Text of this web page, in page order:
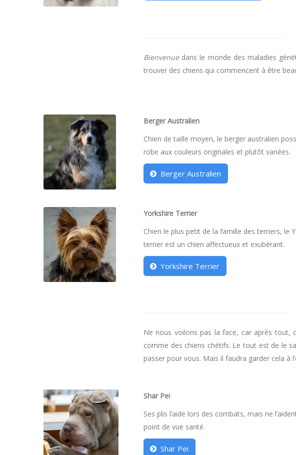
Bienvenue dans le monde des maladies
trouver des chiens qui commencent à être
Berger Australien
Chien de taille moyen, le berger australien
robe aux couleurs originales et plutôt variées.
Berger Australien
Yorkshire Terrier
Chien le plus petit de la famille des terriers, le
terrier est un chien affectueux et exubérant.
Yorkshire Terrier
Ne nous voilons pas la face, car après tout,
comme des chiens chétifs. Le tout est de le
passer pour vous. Mais il faudra garder cela à
Shar Pei
Ses plis l’aide lors des combats, mais ne
point de vue santé.
Shar Pei